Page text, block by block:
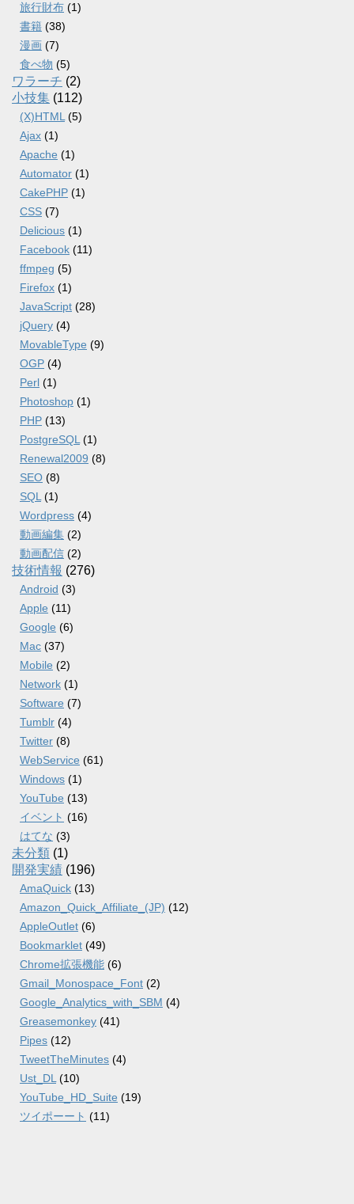
旅行財布 (1)
書籍 (38)
漫画 (7)
食べ物 (5)
ワラーチ (2)
小技集 (112)
(X)HTML (5)
Ajax (1)
Apache (1)
Automator (1)
CakePHP (1)
CSS (7)
Delicious (1)
Facebook (11)
ffmpeg (5)
Firefox (1)
JavaScript (28)
jQuery (4)
MovableType (9)
OGP (4)
Perl (1)
Photoshop (1)
PHP (13)
PostgreSQL (1)
Renewal2009 (8)
SEO (8)
SQL (1)
Wordpress (4)
動画編集 (2)
動画配信 (2)
技術情報 (276)
Android (3)
Apple (11)
Google (6)
Mac (37)
Mobile (2)
Network (1)
Software (7)
Tumblr (4)
Twitter (8)
WebService (61)
Windows (1)
YouTube (13)
イベント (16)
はてな (3)
未分類 (1)
開発実績 (196)
AmaQuick (13)
Amazon_Quick_Affiliate_(JP) (12)
AppleOutlet (6)
Bookmarklet (49)
Chrome拡張機能 (6)
Gmail_Monospace_Font (2)
Google_Analytics_with_SBM (4)
Greasemonkey (41)
Pipes (12)
TweetTheMinutes (4)
Ust_DL (10)
YouTube_HD_Suite (19)
ツイポーート (11)